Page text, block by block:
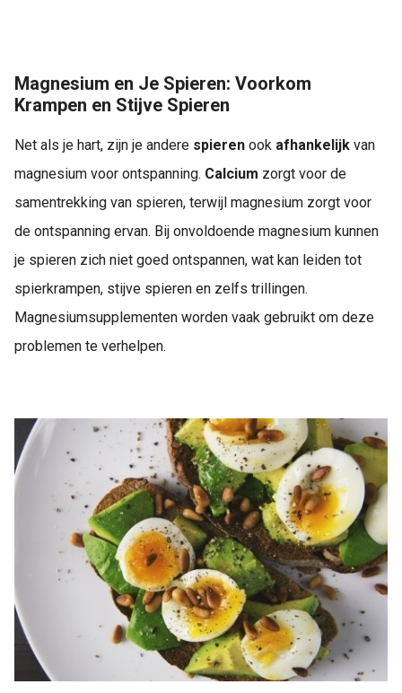
Magnesium en Je Spieren: Voorkom
Krampen en Stijve Spieren
Net als je hart, zijn je andere spieren ook afhankelijk van
magnesium voor ontspanning. Calcium zorgt voor de
samentrekking van spieren, terwijl magnesium zorgt voor
de ontspanning ervan. Bij onvoldoende magnesium kunnen
je spieren zich niet goed ontspannen, wat kan leiden tot
spierkrampen, stijve spieren en zelfs trillingen.
Magnesiumsupplementen worden vaak gebruikt om deze
problemen te verhelpen.